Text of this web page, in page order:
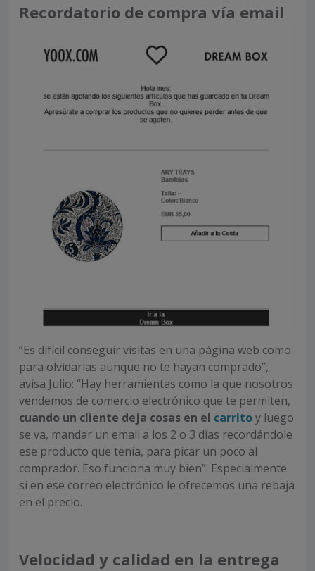
Recordatorio de compra vía email
“Es difícil conseguir visitas en una página web como
para olvidarlas aunque no te hayan comprado”,
avisa Julio: “Hay herramientas como la que nosotros
vendemos de comercio electrónico que te permiten,
cuando un cliente deja cosas en el carritoy luego
se va, mandar un email a los 2 o 3 días recordándole
ese producto que tenía, para picar un poco al
comprador. Eso funciona muy bien”. Especialmente
si en ese correo electrónico le ofrecemos una rebaja
en el precio.
Velocidad y calidad en la entrega